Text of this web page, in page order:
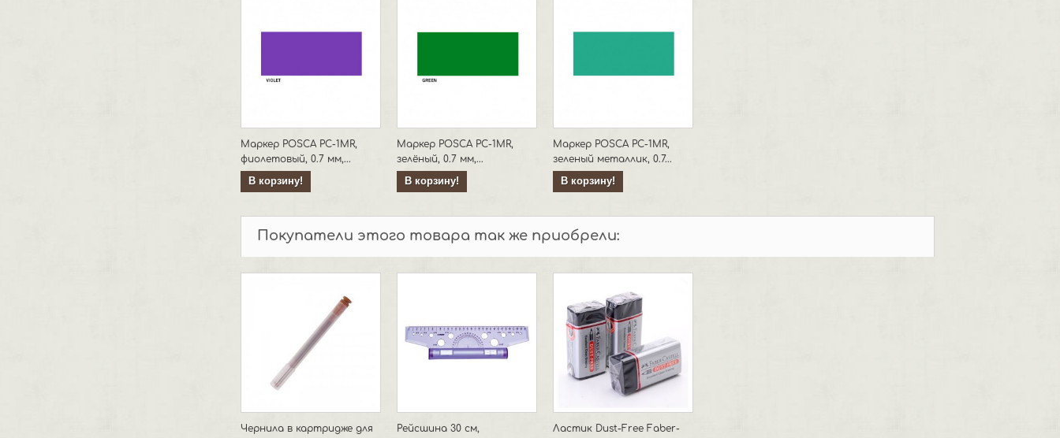
Маркер POSCA PC-1MR,
фиолетовый, 0.7 мм,...
В корзину!
Маркер POSCA PC-1MR,
зелёный, 0.7 мм,...
В корзину!
Маркер POSCA PC-1MR,
зеленый металлик, 0.7...
В корзину!
Покупатели этого товара так же приобрели:
Чернила в картридже для Рейсшина 30 см, Ластик Dust-Free Faber-